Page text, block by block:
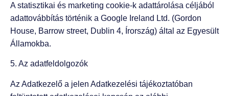
A statisztikai és marketing cookie-k adattárolása céljából
adattovábbítás történik a Google Ireland Ltd. (Gordon
House, Barrow street, Dublin 4, Írország) által az Egyesült
Államokba.
5. Az adatfeldolgozók
Az Adatkezelő a jelen Adatkezelési tájékoztatóban